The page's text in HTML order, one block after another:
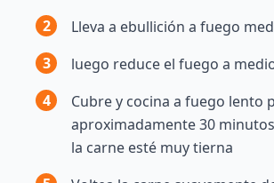
2
Lleva a ebullición a fuego
3
luego reduce el fuego a
4
Cubre y cocina a fuego lento
aproximadamente 30
la carne esté muy tierna